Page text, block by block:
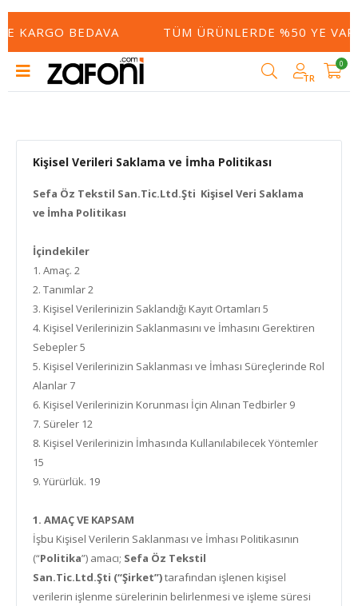
BEDAVA TÜM ÜRÜNLERDE %50 YE VARAN
TR
0
Kişisel Verileri Saklama ve İmha Politikası
Sefa Öz Tekstil San.Tic.Ltd.Şti Kişisel Veri Saklama
ve İmha Politikası
İçindekiler
1. Amaç. 2
2. Tanımlar 2
3. Kişisel Verilerinizin Saklandığı Kayıt Ortamları 5
4. Kişisel Verilerinizin Saklanmasını ve İmhasını Gerektiren
Sebepler 5
5. Kişisel Verilerinizin Saklanması ve İmhası Süreçlerinde Rol
Alanlar 7
6. Kişisel Verilerinizin Korunması İçin Alınan Tedbirler 9
7. Süreler 12
8. Kişisel Verilerinizin İmhasında Kullanılabilecek Yöntemler
15
9. Yürürlük. 19
1. AMAÇ VE KAPSAM
İşbu Kişisel Verilerin Saklanması ve İmhası Politikasının
(“Politika”) amacı; Sefa Öz Tekstil
San.Tic.Ltd.Şti (“Şirket”)tarafından işlenen kişisel
verilerin işlenme sürelerinin belirlenmesi ve işleme süresi